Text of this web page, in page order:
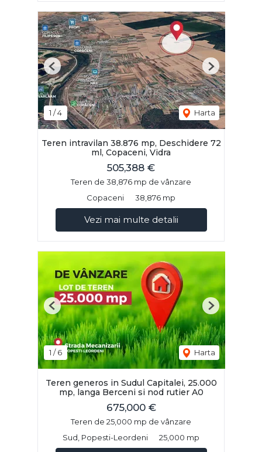
1 /4 Harta
Previous Next
Teren intravilan 38.876 mp, Deschidere 72
ml, Copaceni, Vidra
505,388 €
Teren de 38,876 mp de vânzare
Copaceni
38,876 mp
Vezi mai multe detalii
1 /6 Harta
Previous Next
Teren generos in Sudul Capitalei, 25.000
mp, langa Berceni si nod rutier A0
675,000 €
Teren de 25,000 mp de vânzare
Sud, Popesti-Leordeni
25,000 mp